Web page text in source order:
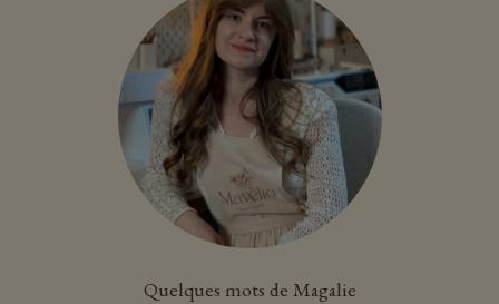
Quelques mots de Magalie